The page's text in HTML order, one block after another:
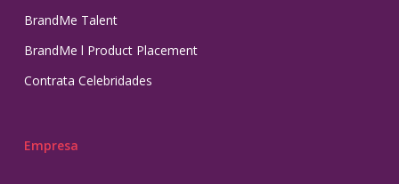
BrandMe Talent
BrandMe l Product Placement
Contrata Celebridades
Empresa